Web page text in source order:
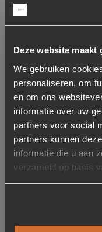
Deze website maakt
We gebruiken
personaliseren, om
en om ons
informatie over uw
partners voor social
partners kunnen
informatie die u aan
verzameld op basis
Vaas Comforting
moments met
geursticks
39,95
Oorspronkelijke prijs
19,95
Huidige prijs is: 19,95.
Op voorraad
1-5 werkdagen